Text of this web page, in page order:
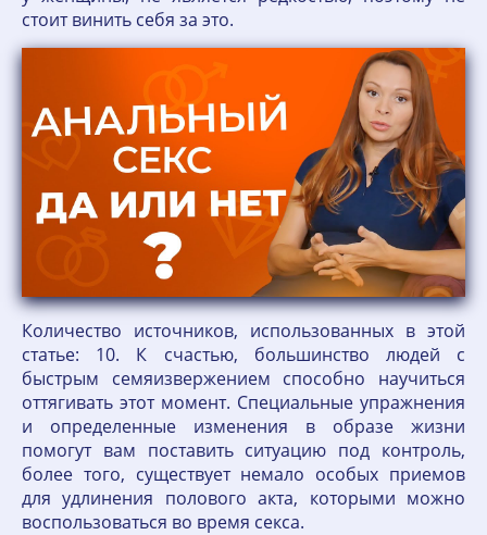
стоит винить себя за это.
Количество источников, использованных в этой
статье: 10. К счастью, большинство людей с
быстрым семяизвержением способно научиться
оттягивать этот момент. Специальные упражнения
и определенные изменения в образе жизни
помогут вам поставить ситуацию под контроль,
более того, существует немало особых приемов
для удлинения полового акта, которыми можно
воспользоваться во время секса.